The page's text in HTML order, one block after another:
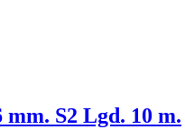
S2 Lgd. 10 m.